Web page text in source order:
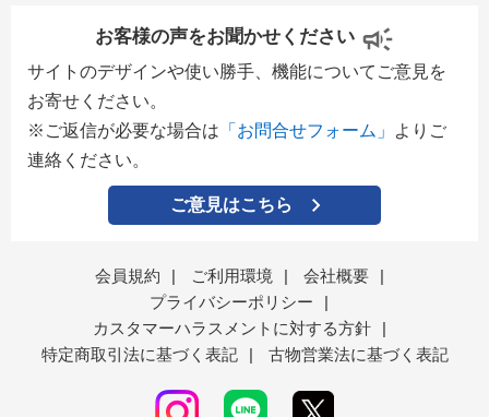
お客様の声をお聞かせください
サイトのデザインや使い勝手、機能についてご意見を
お寄せください。
※ご返信が必要な場合は 「お問合せフォーム」
よりご
連絡ください。
ご意見はこちら
会員規約 | ご利用環境 | 会社概要
|
プライバシーポリシー
|
カスタマーハラスメントに対する方針
|
特定商取引法に基づく表記
| 古物営業法に基づく表記